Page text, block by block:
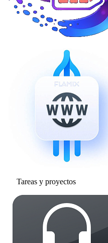
Tareas y proyectos